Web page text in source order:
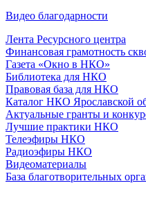
Видео благодарности
Лента Ресурсного центра
Финансовая грамотность
Газета «Окно в НКО»
Библиотека для НКО
Правовая база для НКО
Каталог НКО Ярославской
Актуальные гранты и
Лучшие практики НКО
Телеэфиры НКО
Радиоэфиры НКО
Видеоматериалы
База благотворительных